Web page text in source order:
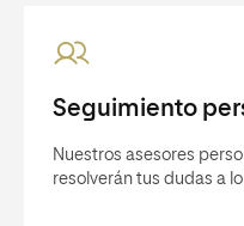
Seguimiento
Nuestros asesores
resolverán tus dudas a